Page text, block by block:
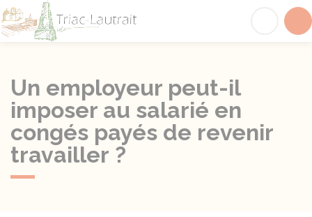
Un employeur peut-il
imposer au salarié en
congés payés de revenir
travailler ?